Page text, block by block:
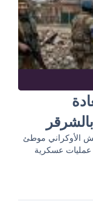
الأوكراني موطئ
عسكرية